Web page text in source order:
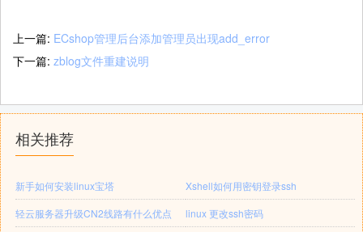
上一篇: ECshop管理后台添加管理员出现add_error
下一篇: zblog文件重建说明
相关推荐
新手如何安装linux宝塔
Xshell如何用密钥登录ssh
轻云服务器升级CN2线路有什么优点
linux 更改ssh密码